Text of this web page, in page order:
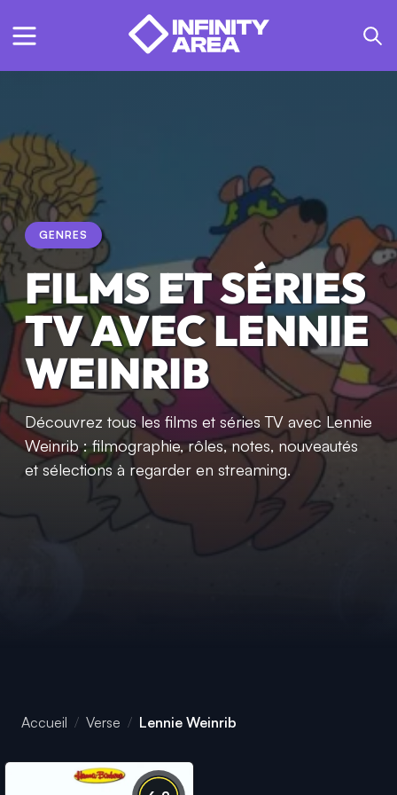
GENRES
FILMS ET SÉRIES
TV AVEC LENNIE
WEINRIB
Découvrez tous les films et séries TV avec Lennie
Weinrib : filmographie, rôles, notes, nouveautés
et sélections à regarder en streaming.
Accueil Verse Lennie Weinrib